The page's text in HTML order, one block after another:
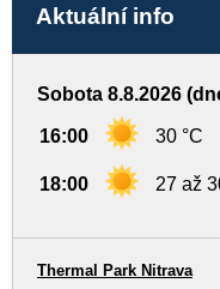
Aktuální info
Sobota 8.8.2026
16:00 30 °C
18:00 27 až
Thermal Park Nitrava